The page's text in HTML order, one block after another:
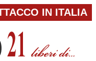
IN ITALIA